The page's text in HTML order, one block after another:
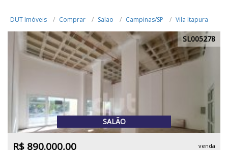
DUT Imóveis Comprar Salao Campinas/SP Vila Itapura
SL005278
SALÃO
R$ 890.000,00 venda